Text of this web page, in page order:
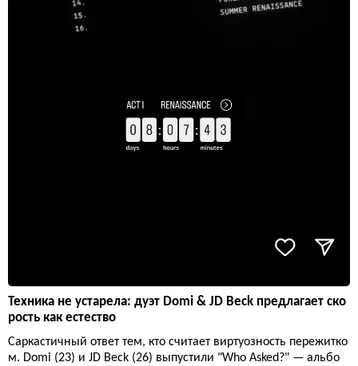
Техника не устарела: дуэт Domi & JD Beck предлагает ско
рость как естество
Саркастичный ответ тем, кто считает виртуозность пережитко
м. Domi (23) и JD Beck (26) выпустили "Who Asked?" — альбо